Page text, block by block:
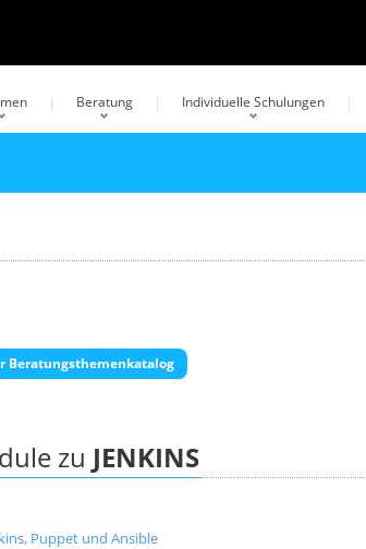
Beratung Individuelle Schulungen
Beratungsthemenkatalog
zu JENKINS
Puppet und Ansible